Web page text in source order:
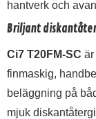
hantverk och
Briljant
Ci7 T20FM-SC är
finmaskig,
beläggning på
mjuk